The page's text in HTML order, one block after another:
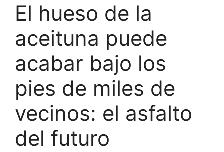
El hueso de la
aceituna puede
acabar bajo los
pies de miles de
vecinos: el asfalto
del futuro